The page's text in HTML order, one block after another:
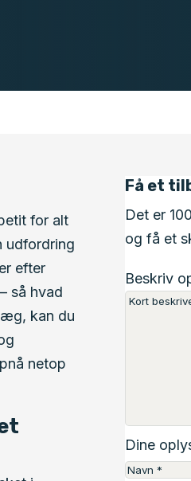
for alt
udfordring
efter
så hvad
kan du
netop
Få et
Det er
og få et
Beskriv
Dine